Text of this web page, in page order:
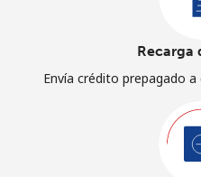
Recarga
Envía crédito prepagado